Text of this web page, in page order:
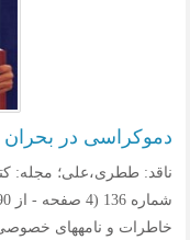
دموکراسی در بحران
خاطرات و نامه­های